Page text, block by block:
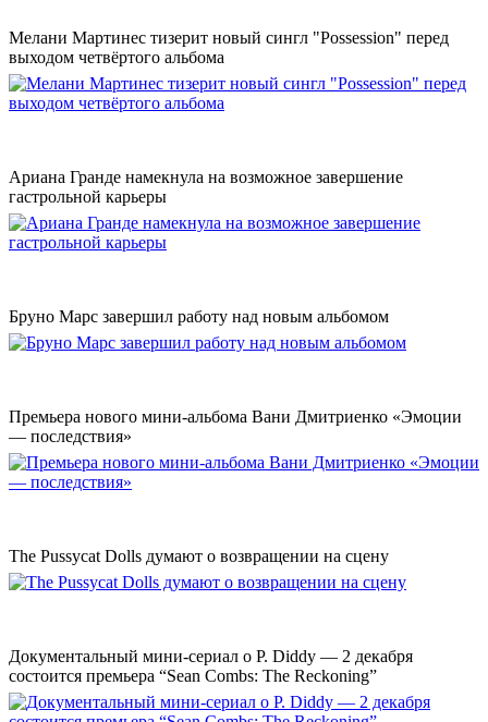
Мелани Мартинес тизерит новый сингл "Possession" перед
выходом четвёртого альбома
Ариана Гранде намекнула на возможное завершение
гастрольной карьеры
Бруно Марс завершил работу над новым альбомом
Премьера нового мини-альбома Вани Дмитриенко «Эмоции
— последствия»
The Pussycat Dolls думают о возвращении на сцену
Документальный мини-сериал о P. Diddy — 2 декабря
состоится премьера “Sean Combs: The Reckoning”